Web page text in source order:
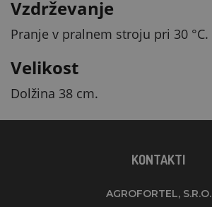
Vzdrževanje
Pranje v pralnem stroju pri 30 °C.
Velikost
Dolžina 38 cm.
KONTAKTI
AGROFORTEL, S.R.O.